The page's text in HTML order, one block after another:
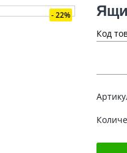
22%
Код